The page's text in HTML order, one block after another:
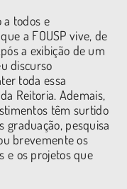
a todos e
a FOUSP vive, de
a exibição de um
discurso
toda essa
Reitoria. Ademais,
têm surtido
graduação, pesquisa
brevemente os
e os projetos que